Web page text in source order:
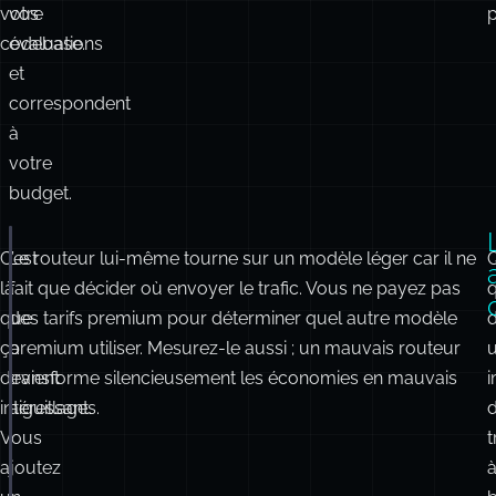
votre
codebase.
vos
évaluations
et
correspondent
à
votre
budget.
C’est
là
que
ça
devient
intéressant.
Vous
ajoutez
export const routerAgent = new Agent({
id : ' router-agent' ,
instructions :
`You are an intelligent router.
- Coding -> Claude
- Poetry -> Gemini
- Facts -> GPT
model
gpt-5-
Le routeur lui-même tourne sur un modèle léger car il ne
fait que décider où envoyer le trafic. Vous ne payez pas
des tarifs premium pour déterminer quel autre modèle
premium utiliser. Mesurez-le aussi ; un mauvais routeur
transforme silencieusement les économies en mauvais
aiguillages.
à